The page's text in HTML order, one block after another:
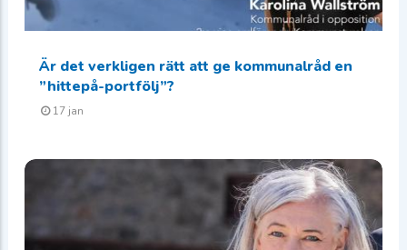
Är det verkligen rätt att ge kommunalråd en
”hittepå-portfölj”?
17 jan